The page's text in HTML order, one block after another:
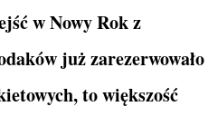
w Nowy Rok z
już zarezerwowało
to większość